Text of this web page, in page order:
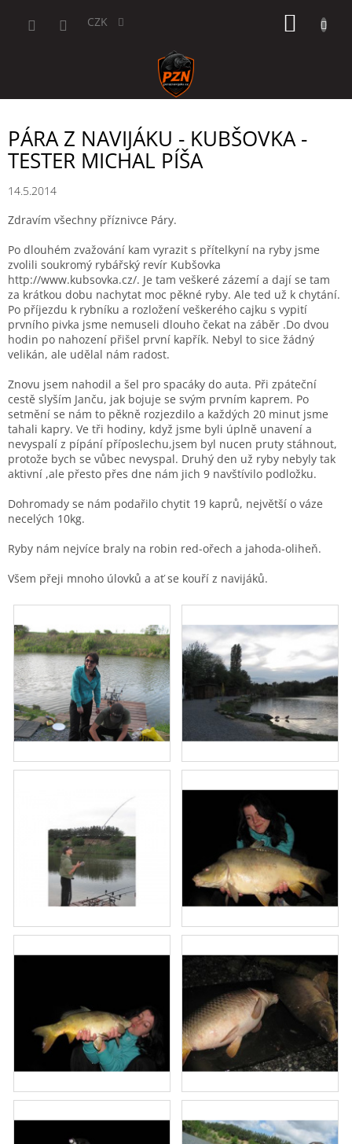
CZK
PÁRA Z NAVIJÁKU - KUBŠOVKA -
TESTER MICHAL PÍŠA
14.5.2014
Zdravím všechny příznivce Páry.
Po dlouhém zvažování kam vyrazit s přítelkyní na ryby jsme
zvolili soukromý rybářský revír Kubšovka
http://www.kubsovka.cz/. Je tam veškeré zázemí a dají se tam
za krátkou dobu nachytat moc pěkné ryby. Ale ted už k chytání.
Po příjezdu k rybníku a rozložení veškerého cajku s vypití
prvního pivka jsme nemuseli dlouho čekat na záběr .Do dvou
hodin po nahození přišel první kapřík. Nebyl to sice žádný
velikán, ale udělal nám radost.
Znovu jsem nahodil a šel pro spacáky do auta. Při zpáteční
cestě slyším Janču, jak bojuje se svým prvním kaprem. Po
setmění se nám to pěkně rozjezdilo a každých 20 minut jsme
tahali kapry. Ve tři hodiny, když jsme byli úplně unavení a
nevyspalí z pípání příposlechu,jsem byl nucen pruty stáhnout,
protože bych se vůbec nevyspal. Druhý den už ryby nebyly tak
aktivní ,ale přesto přes dne nám jich 9 navštívilo podložku.
Dohromady se nám podařilo chytit 19 kaprů, největší o váze
necelých 10kg.
Ryby nám nejvíce braly na robin red-ořech a jahoda-oliheň.
Všem přeji mnoho úlovků a ať se kouří z navijáků.